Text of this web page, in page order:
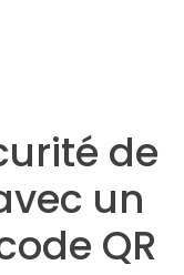
de
un
QR